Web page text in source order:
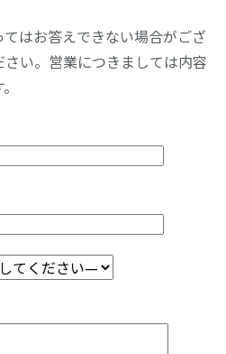
はお答えできない場合がござ
い。営業につきましては内容